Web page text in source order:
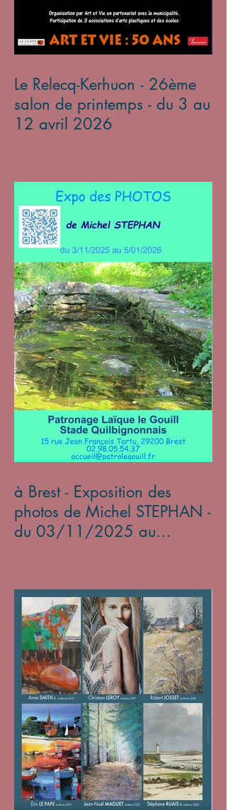
Le Relecq-Kerhuon - 26ème
salon de printemps - du 3 au
12 avril 2026
à Brest - Exposition des
photos de Michel STEPHAN -
du 03/11/2025 au